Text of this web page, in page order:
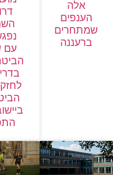
אלה
הענפים
שמתחרים
ברעננה
עם